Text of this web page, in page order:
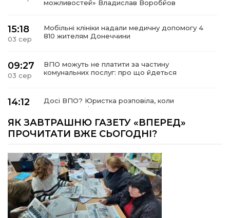
можливостей» Владислав Воробйов
15:18
03 сер
Мобільні клініки надали медичну допомогу 4
810 жителям Донеччини
09:27
03 сер
ВПО можуть не платити за частину
комунальних послуг: про що йдеться
14:12
Досі ВПО? Юристка розповіла, коли
переселенці втрачають виплати та статус
01 сер
Аліна Кулик
15:58
31 лип
Літо в Жовтих Водах
ЯК ЗАВТРАШНЮ ГАЗЕТУ «ВПЕРЕД»
ПРОЧИТАТИ ВЖЕ СЬОГОДНІ?